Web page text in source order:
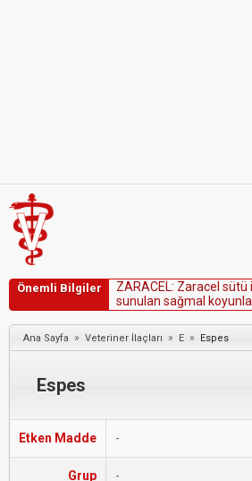
Önemli Bilgiler ZARACEL: Zarace sütü i
sunu an sağma koyun a
Ana Sayfa » Veteriner İlaçları » E » Espes
Espes
Etken Madde -
Grup -